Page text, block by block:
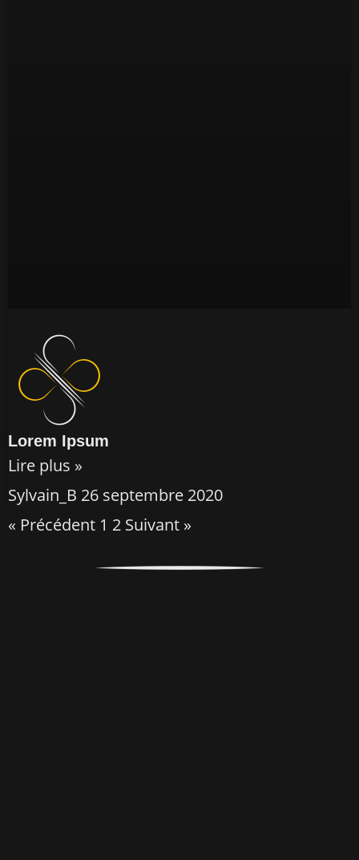
Lorem Ipsum
Lire plus »
Sylvain_B 26 septembre 2020
« Précédent 1 2 Suivant »